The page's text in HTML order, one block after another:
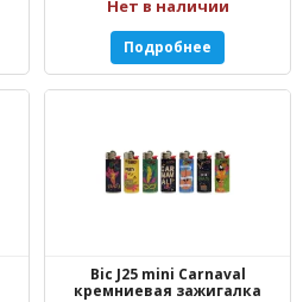
Нет в наличии
Подробнее
Bic J25 mini Carnaval
кремниевая зажигалка